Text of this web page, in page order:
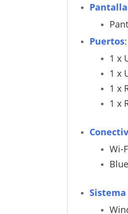
Puertos:
1 x
1 x
1 x
1 x
Wi-